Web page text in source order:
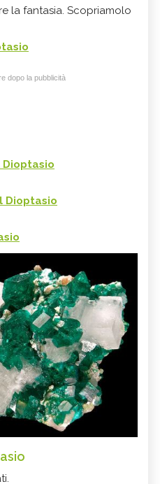
la fantasia. Scopriamolo
dopo la pubblicità
Dioptasio